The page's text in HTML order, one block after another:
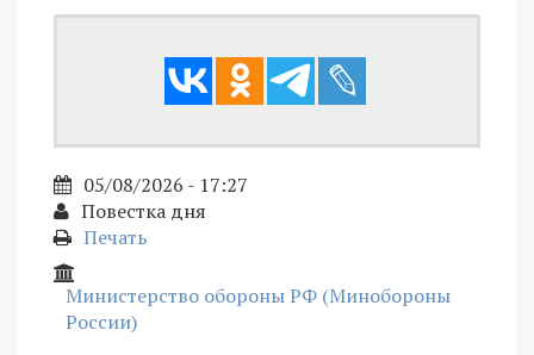
05/08/2026 - 17:27
Повестка дня
Печать
Министерство обороны РФ (Минобороны
России)